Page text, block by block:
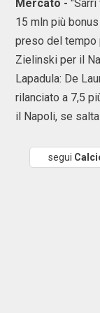
Mercato -
15 mln più
preso del tempo
Zielinski per il
Lapadula: De
rilanciato a 7,5
il Napoli, se
segui